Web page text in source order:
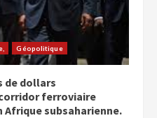
Géopolitique
de dollars
ferroviaire
subsaharienne.